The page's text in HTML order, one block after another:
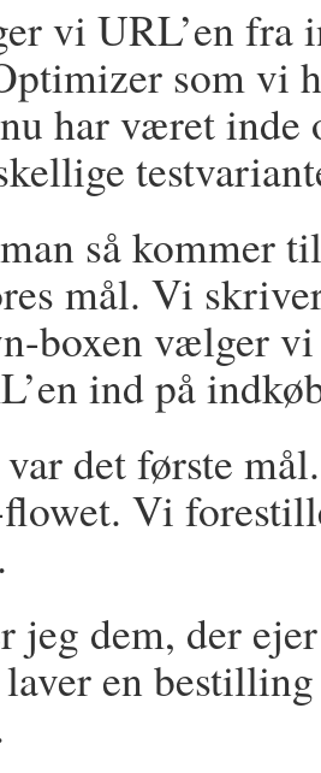
vi URL’en
som vi
har været inde
så kommer
mål. Vi
boxen vælger vi
ind på
det første
Vi
jeg dem, der
en